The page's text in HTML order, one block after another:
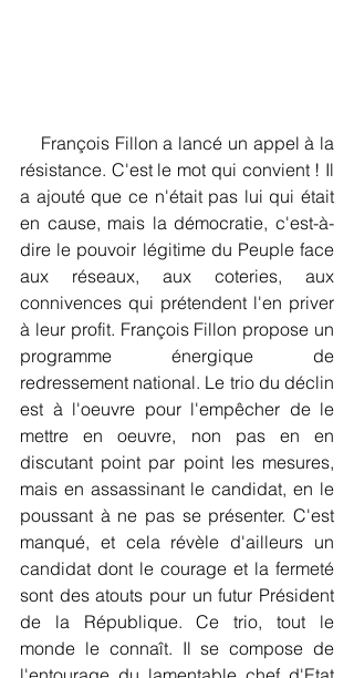
résistance. C'est le mot qui convient ! Il
a ajouté que ce n'était pas lui qui était
en cause, mais la démocratie, c'est-à-
dire le pouvoir légitime du Peuple face
aux réseaux, aux coteries, aux
connivences qui prétendent l'en priver
à leur profit. François Fillon propose un
programme énergique de
redressement national. Le trio du déclin
est à l'oeuvre pour l'empêcher de le
mettre en oeuvre, non pas en en
discutant point par point les mesures,
mais en assassinant le candidat, en le
poussant à ne pas se présenter. C'est
manqué, et cela révèle d'ailleurs un
candidat dont le courage et la fermeté
sont des atouts pour un futur Président
de la République. Ce trio, tout le
monde le connaît. Il se compose de